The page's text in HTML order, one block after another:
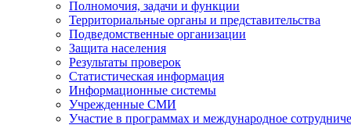
Полномочия, задачи и функции
Территориальные органы и представительства
Подведомственные организации
Защита населения
Результаты проверок
Статистическая информация
Информационные системы
Учрежденные СМИ
Участие в программах и международное